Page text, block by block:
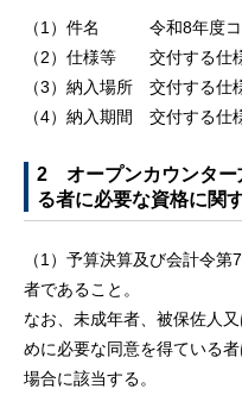
（1）件名 令和8年度コ
（2）仕様等 交付する仕
（3）納入場所 交付する仕
（4）納入期間 交付する仕
2 オープンカウンター
る者に必要な資格に関
（1）予算決算及び会計令
者であること。
なお、未成年者、被保佐人
めに必要な同意を得ている
場合に該当する。